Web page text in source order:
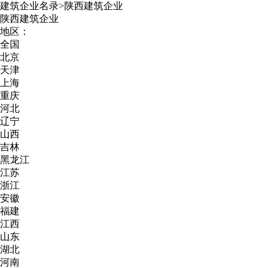
建筑企业名录>陕西建筑企业
陕西建筑企业
地区：
全国
北京
天津
上海
重庆
河北
辽宁
山西
吉林
黑龙江
江苏
浙江
安徽
福建
江西
山东
湖北
河南